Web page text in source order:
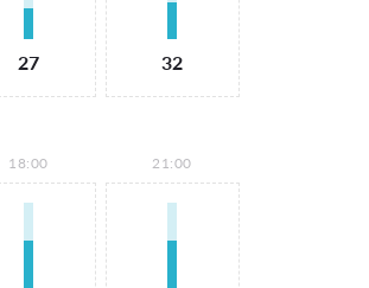
27 32
18:00 21:00